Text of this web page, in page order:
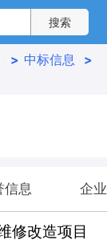
> 中标信息
>
信息 企
修改造项目